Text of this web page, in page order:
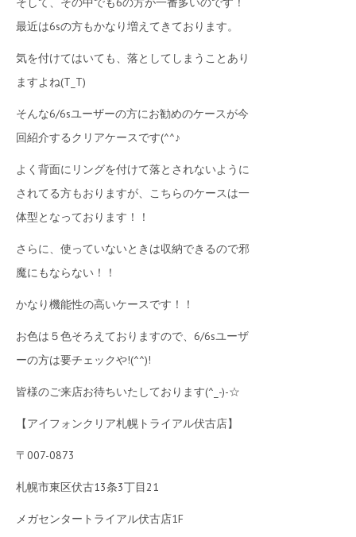
最近は6sの方もかなり増えてきております。
気を付けてはいても、落としてしまうことあり
ますよね(T_T)
そんな6/6sユーザーの方にお勧めのケースが今
回紹介するクリアケースです(^^♪
よく背面にリングを付けて落とされないように
されてる方もおりますが、こちらのケースは一
体型となっております！！
さらに、使っていないときは収納できるので邪
魔にもならない！！
かなり機能性の高いケースです！！
お色は５色そろえておりますので、6/6sユーザ
ーの方は要チェックや!(^^)!
皆様のご来店お待ちいたしております(^_-)-☆
【アイフォンクリア札幌トライアル伏古店】
〒007-0873
札幌市東区伏古13条3丁目21
メガセンタートライアル伏古店1F